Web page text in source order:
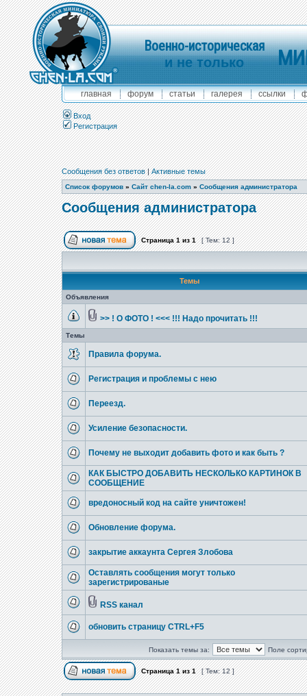
Военно-историческая
и не только
главная форум статьи галерея ссылки
Вход
Регистрация
Сообщения без ответов|Активные темы
Список форумов » Сайт chen-la.com » Сообщения администратора
Сообщения администратора
Страница1из1 [ Тем: 12 ]
Темы
Объявления
>> ! О ФОТО ! <<< !!! Надо прочитать !!!
Темы
Правила форума.
Регистрация и проблемы с нею
Переезд.
Усиление безопасности.
Почему не выходит добавить фото и как быть ?
КАК БЫСТРО ДОБАВИТЬ НЕСКОЛЬКО КАРТИНОК В
СООБЩЕНИЕ
вредоносный код на сайте уничтожен!
Обновление форума.
закрытие аккаунта Сергея Злобова
Оставлять сообщения могут только
зарегистрированые
RSS канал
обновить страницу CTRL+F5
Показать темы за: Поле
Страница1из1 [ Тем: 12 ]